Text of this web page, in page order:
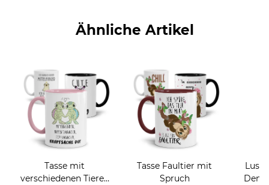
Ähnliche Artikel
Tasse mit
verschiedenen Tieren
Tasse Faultier mit
Spruch